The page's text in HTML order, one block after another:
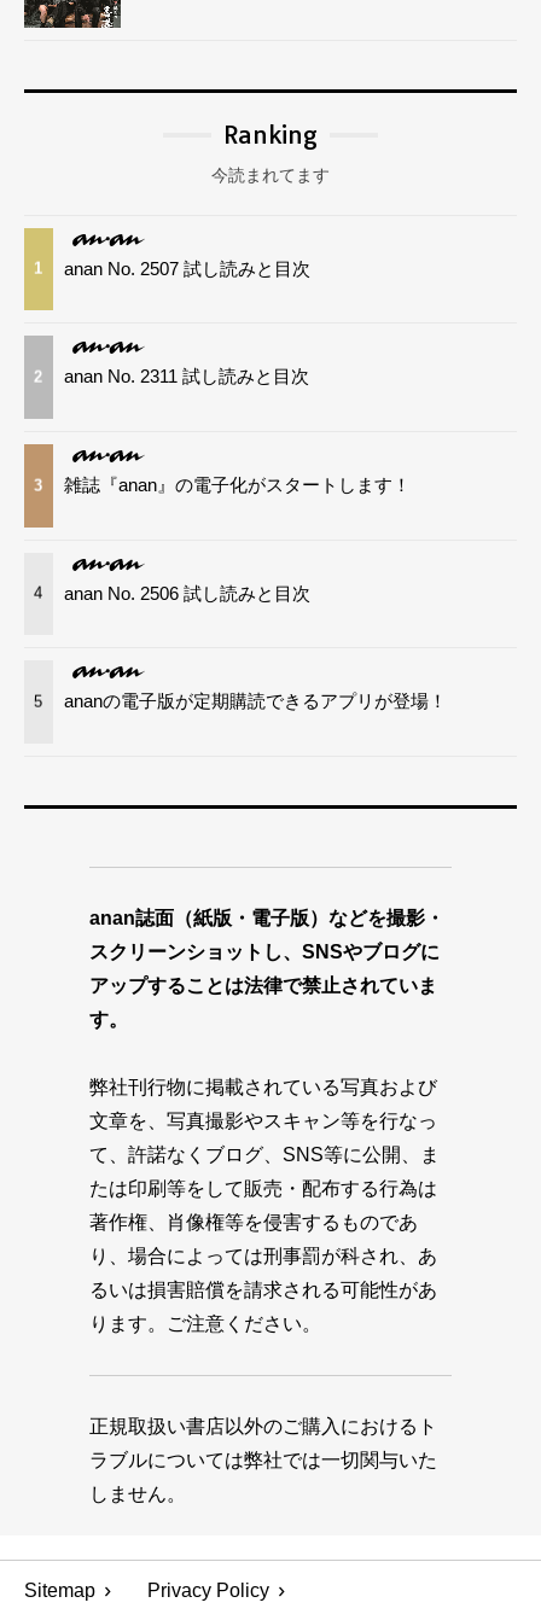
Ranking
今読まれてます
1 anan No. 2507 試し読みと目次
2 anan No. 2311 試し読みと目次
3 雑誌『anan』の電子化がスタートします！
4 anan No. 2506 試し読みと目次
5 ananの電子版が定期購読できるアプリが登場！
anan誌面（紙版・電子版）などを撮影・
スクリーンショットし、SNSやブログに
アップすることは法律で禁止されていま
す。
弊社刊行物に掲載されている写真および
文章を、写真撮影やスキャン等を行なっ
て、許諾なくブログ、SNS等に公開、ま
たは印刷等をして販売・配布する行為は
著作権、肖像権等を侵害するものであ
り、場合によっては刑事罰が科され、あ
るいは損害賠償を請求される可能性があ
ります。ご注意ください。
正規取扱い書店以外のご購入におけるト
ラブルについては弊社では一切関与いた
しません。
Sitemap Privacy Policy